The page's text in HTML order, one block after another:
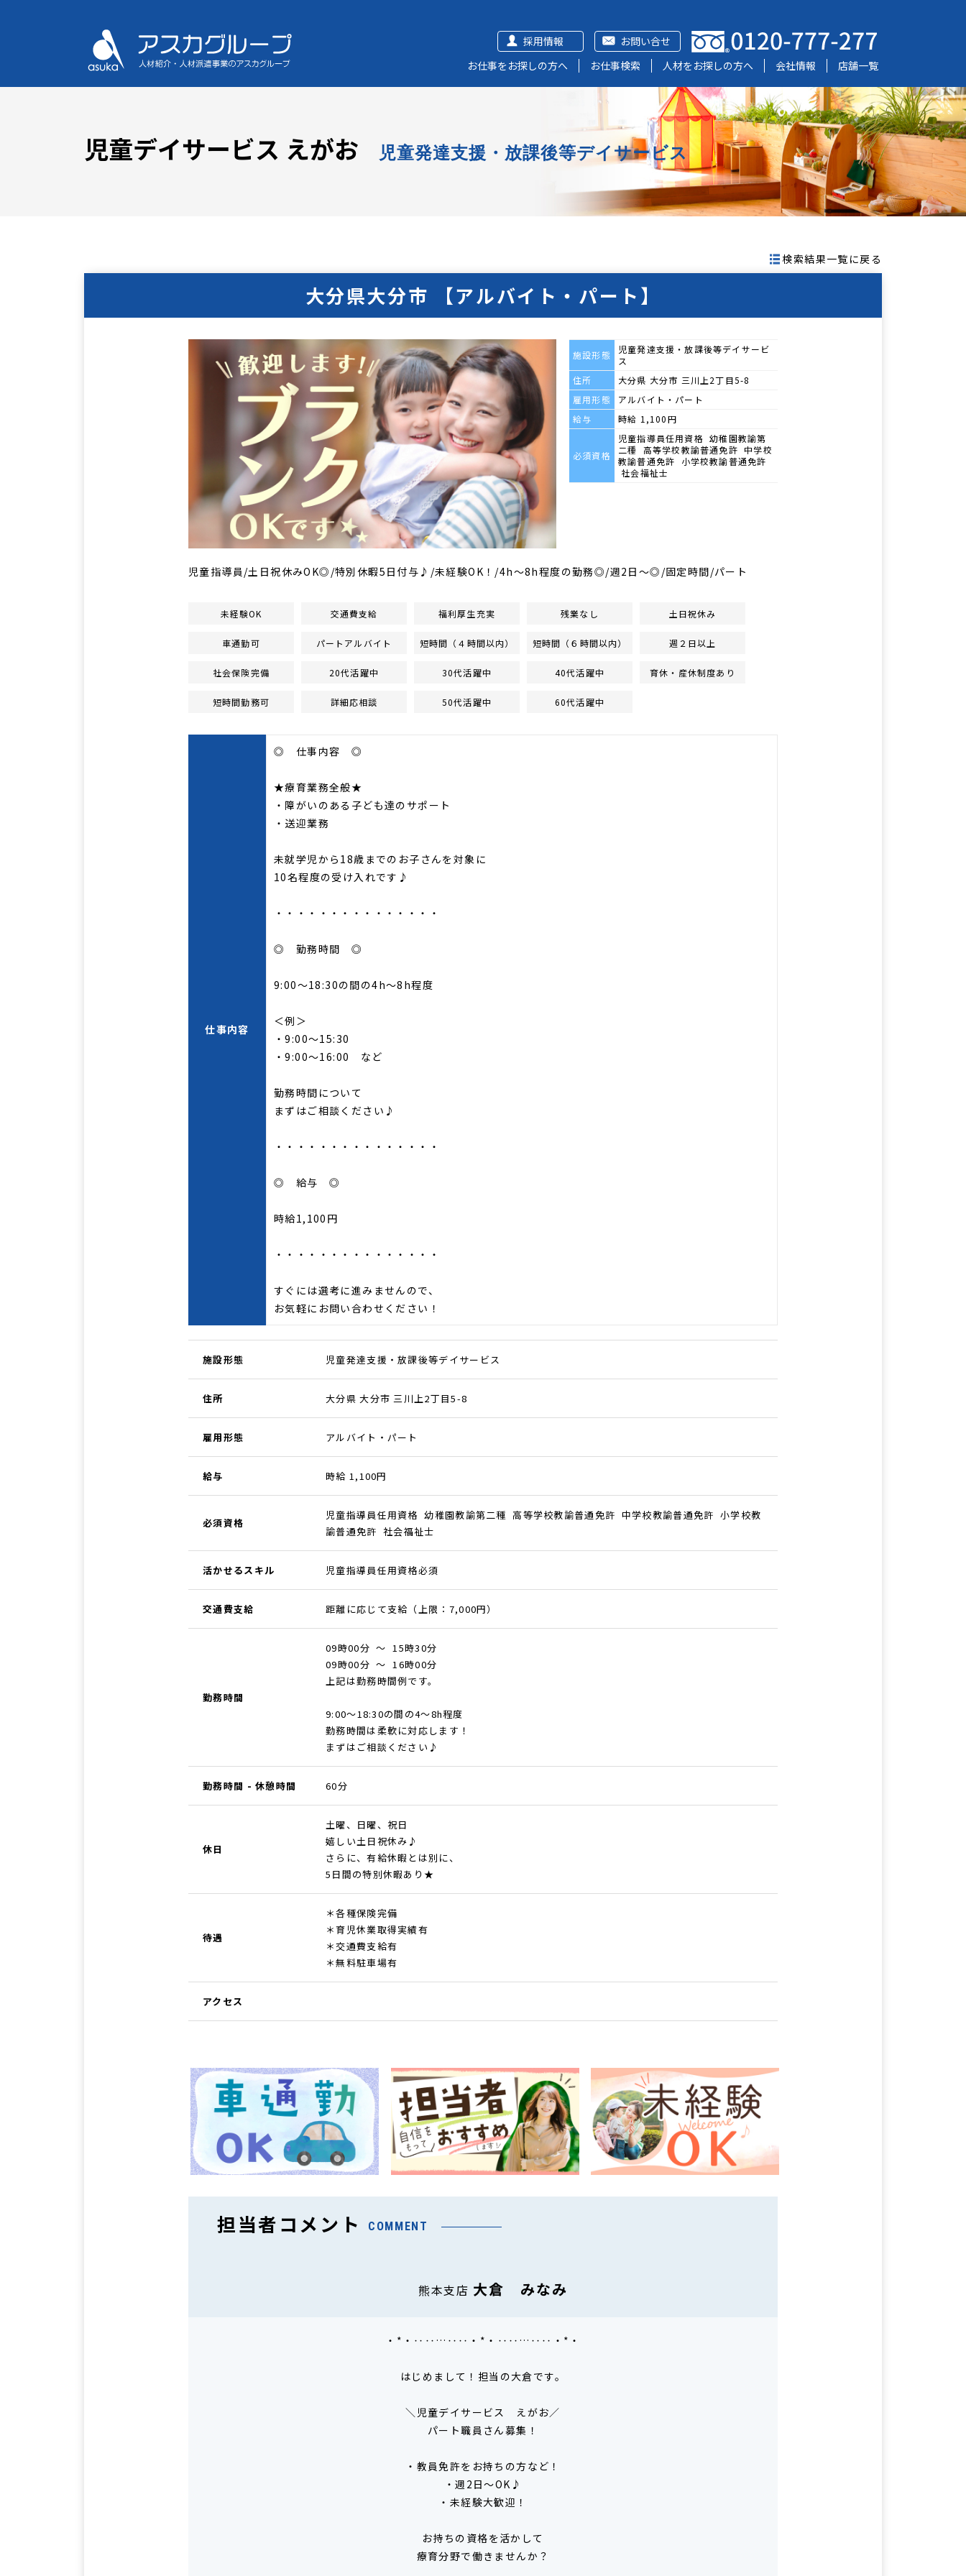
お問い合せ
採用情報
お仕事をお探しの方へ
お仕事検索 人材をお探しの方へ 会社情報 店舗一覧
児童デイサービス えがお 児童発達支援・放課後等デイサービス
検索結果一覧に戻る
大分県大分市 【アルバイト・パート】
施設形態
児童発達支援・放課後等デイサービ
ス
住所
大分県 大分市 三川上2丁目5-8
雇用形態
アルバイト・パート
給与
時給 1,100円
必須資格
児童指導員任用資格 幼稚園教諭第
二種 高等学校教諭普通免許 中学校
教諭普通免許 小学校教諭普通免許
社会福祉士
児童指導員/土日祝休みOK◎/特別休暇5日付与♪/未経験OK！/4h～8h程度の勤務◎/週2日～◎/固定時間/パート
未経験OK 交通費支給 福利厚生充実 残業なし 土日祝休み
車通勤可 パートアルバイト 短時間（４時間以内） 短時間（６時間以内） 週２日以上
社会保険完備 20代活躍中 30代活躍中 40代活躍中 育休・産休制度あり
短時間勤務可 詳細応相談 50代活躍中 60代活躍中
仕事内容
◎ 仕事内容 ◎
★療育業務全般★
・障がいのある子ども達のサポート
・送迎業務
未就学児から18歳までのお子さんを対象に
10名程度の受け入れです♪
・・・・・・・・・・・・・・・
◎ 勤務時間 ◎
9:00～18:30の間の4h～8h程度
＜例＞
・9:00～15:30
・9:00～16:00 など
勤務時間について
まずはご相談ください♪
・・・・・・・・・・・・・・・
◎ 給与 ◎
時給1,100円
・・・・・・・・・・・・・・・
すぐには選考に進みませんので、
お気軽にお問い合わせください！
施設形態 児童発達支援・放課後等デイサービス
住所 大分県 大分市 三川上2丁目5-8
雇用形態 アルバイト・パート
給与 時給 1,100円
必須資格
児童指導員任用資格 幼稚園教諭第二種 高等学校教諭普通免許 中学校教諭普通免許 小学校教
諭普通免許 社会福祉士
活かせるスキル 児童指導員任用資格必須
交通費支給 距離に応じて支給（上限：7,000円）
勤務時間
09時00分 ～ 15時30分
09時00分 ～ 16時00分
上記は勤務時間例です。
9:00～18:30の間の4～8h程度
勤務時間は柔軟に対応します！
まずはご相談ください♪
勤務時間 - 休憩時間 60分
休日
土曜、日曜、祝日
嬉しい土日祝休み♪
さらに、有給休暇とは別に、
5日間の特別休暇あり★
待遇
＊各種保険完備
＊育児休業取得実績有
＊交通費支給有
＊無料駐車場有
アクセス
担当者コメント COMMENT
熊本支店 大倉 みなみ
・*・‥‥…‥‥・*・‥‥…‥‥・*・
はじめまして！担当の大倉です。
＼児童デイサービス えがお／
パート職員さん募集！
・教員免許をお持ちの方など！
・週2日～OK♪
・未経験大歓迎！
お持ちの資格を活かして
療育分野で働きませんか？